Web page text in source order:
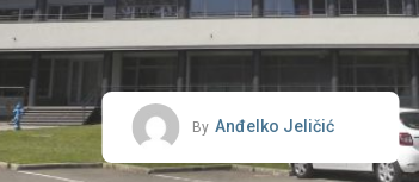
By Anđelko Jeličić